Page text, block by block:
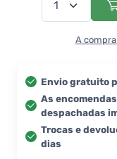
A
Envio gratuito
As
despachadas
Trocas e
dias